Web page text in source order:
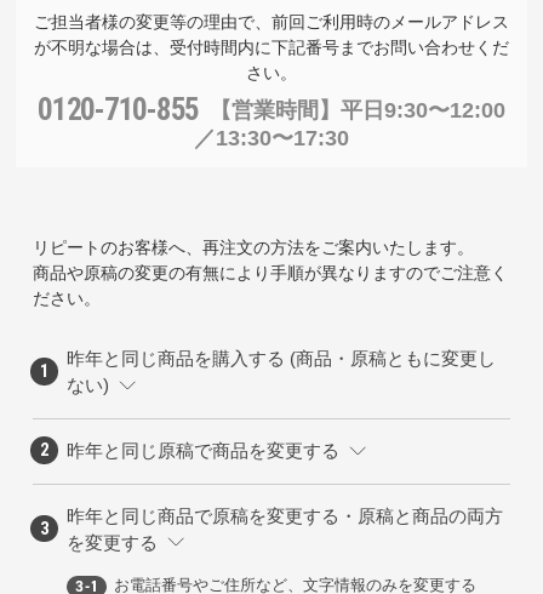
ご担当者様の変更等の理由で、前回ご利用時のメールアドレス
が不明な場合は、受付時間内に下記番号までお問い合わせくだ
さい。
0120-710-855 【営業時間】 平日9:30〜12:00
／13:30〜17:30
リピートのお客様へ、再注文の方法をご案内いたします。
商品や原稿の変更の有無により手順が異なりますのでご注意く
ださい。
昨年と同じ商品を購入する (商品・原稿ともに変更し
ない)
昨年と同じ原稿で商品を変更する
昨年と同じ商品で原稿を変更する・原稿と商品の両方
を変更する
お電話番号やご住所など、文字情報のみを変更する